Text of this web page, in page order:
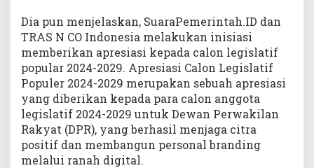
Dia pun menjelaskan, SuaraPemerintah.ID dan
TRAS N CO Indonesia melakukan inisiasi
memberikan apresiasi kepada calon legislatif
popular 2024-2029. Apresiasi Calon Legislatif
Populer 2024-2029 merupakan sebuah apresiasi
yang diberikan kepada para calon anggota
legislatif 2024-2029 untuk Dewan Perwakilan
Rakyat (DPR), yang berhasil menjaga citra
positif dan membangun personal branding
melalui ranah digital.